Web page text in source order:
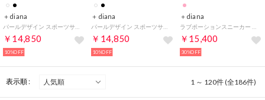
＋diana
￥14,850
10%OFF
＋diana
￥14,850
10%OFF
＋diana
￥15,400
30%OFF
表示順 : 1 ～ 120件 (全186件)